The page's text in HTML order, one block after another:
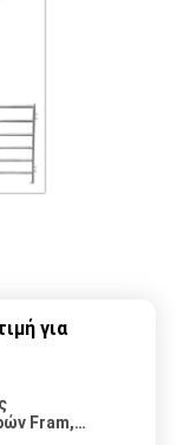
για
Fram,